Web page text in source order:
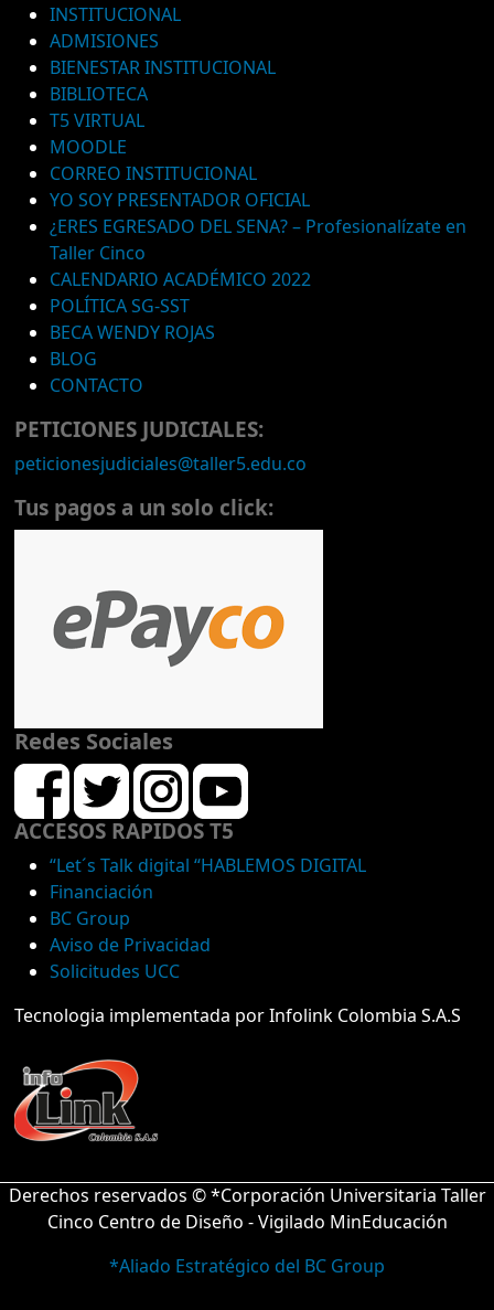
INSTITUCIONAL
ADMISIONES
BIENESTAR INSTITUCIONAL
BIBLIOTECA
T5 VIRTUAL
MOODLE
CORREO INSTITUCIONAL
YO SOY PRESENTADOR OFICIAL
¿ERES EGRESADO DEL SENA? – Profesionalízate en
Taller Cinco
CALENDARIO ACADÉMICO 2022
POLÍTICA SG-SST
BECA WENDY ROJAS
BLOG
CONTACTO
PETICIONES JUDICIALES:
peticionesjudiciales@taller5.edu.co
Tus pagos a un solo click:
Redes Sociales
ACCESOS RAPIDOS T5
“Let´s Talk digital “HABLEMOS DIGITAL
Financiación
BC Group
Aviso de Privacidad
Solicitudes UCC
Tecnologia implementada por Infolink Colombia S.A.S
Derechos reservados © *Corporación Universitaria Taller
Cinco Centro de Diseño - Vigilado MinEducación
*Aliado Estratégico del BC Group